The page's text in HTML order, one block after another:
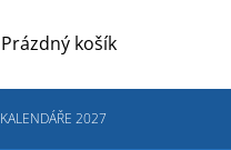
NÁKUPNÍ
Prázdný košík
KALENDÁŘE 2027